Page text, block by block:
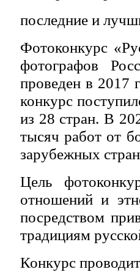
последние и
Фотоконкурс
фотографов
проведен в 2017
конкурс
из 28 стран. В
тысяч работ от
зарубежных
Цель
отношенийи
посредством
традициям
Конкурс